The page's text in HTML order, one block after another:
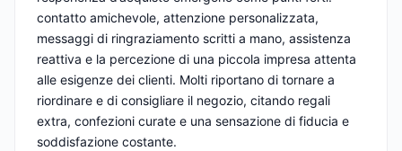
contatto amichevole, attenzione personalizzata,
messaggi di ringraziamento scritti a mano, assistenza
reattiva e la percezione di una piccola impresa attenta
alle esigenze dei clienti. Molti riportano di tornare a
riordinare e di consigliare il negozio, citando regali
extra, confezioni curate e una sensazione di fiducia e
soddisfazione costante.